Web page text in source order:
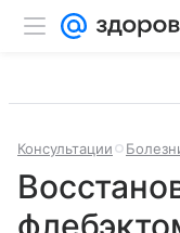
Консультации